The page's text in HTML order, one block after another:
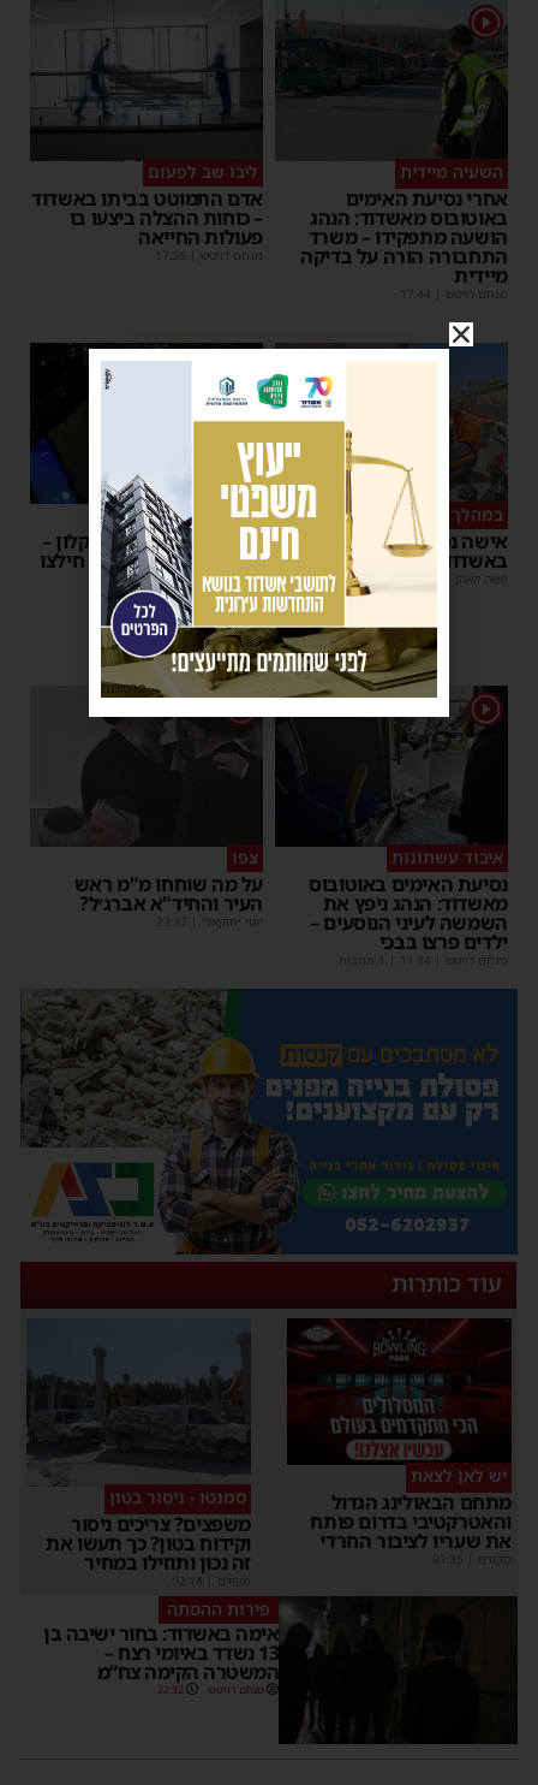
1
השעיה מיידית
אחרי נסיעת האימים
באוטובוס מאשדוד: הנהג
הושעה מתפקידו – משרד
התחבורה הורה על בדיקה
מיידית
מנחם דויטש 17:44
ליבו שב לפעום
אדם התמוטט בביתו באשדוד
– כוחות ההצלה ביצעו בו
פעולות החייאה
מנחם דויטש 17:35
במהלך העבודה
אישה נפלה מסולם במחסן
באשדוד
משה קאהן
1
צפו
תינוק ננעל ברכב באשקלון –
המתנדבים האשדודים חילצו
אותו בשלום
משה קאהן |
11:53
1
איבוד עשתונות
נסיעת האימים באוטובוס
מאשדוד: הנהג ניפץ את
השמשה לעיני הנוסעים –
ילדים פרצו בבכי
מנחם דויטש 11:34
1
צפו
על מה שוחחו מ"מ ראש
העיר והחיד"א אברג׳ל?
יוסי יחזקאלי 23:37
עוד כותרות
יש לאן לצאת
מתחם הבאולינג הגדול
והאטרקטיבי בדרום פותח
את שעריו לציבור החרדי
מקודם
סמנטו - ניסור בטון
משפצים? צריכים ניסור
וקידוח בטון? כך תעשו את
זה נכון ותוזילו במחיר
מקודם
פירות ההסתה
אימה באשדוד: בחור ישיבה בן
13 נשדד באיומי רצח –
המשטרה הקימה צח”מ
מנחם דויטש 22:32
פרסומת